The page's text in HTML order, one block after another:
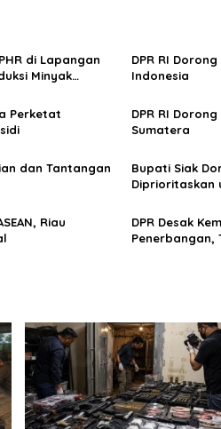
di Lapangan
Minyak
DPR RI
Indonesia
Perketat
DPR RI
Sumatera
dan Tantangan
Bupati Siak
Diprioritaskan
Riau
DPR Desak
Penerbangan,